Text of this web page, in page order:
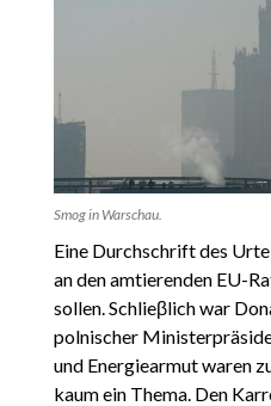
Smog in Warschau.
Eine Durchschrift des
an den amtierenden EU-
sollen. Schlieβlich war
polnischer
und Energiearmut waren
kaum ein Thema. Den